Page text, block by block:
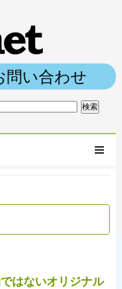
問い合わせ
はないオリジナル